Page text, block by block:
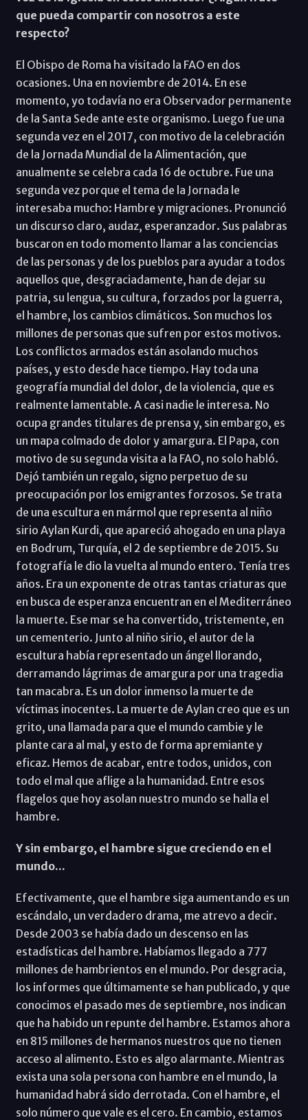
que pueda compartir con nosotros a este
respecto?
El Obispo de Roma ha visitado la FAO en dos
ocasiones. Una en noviembre de 2014. En ese
momento, yo todavía no era Observador permanente
de la Santa Sede ante este organismo. Luego fue una
segunda vez en el 2017, con motivo de la celebración
de la Jornada Mundial de la Alimentación, que
anualmente se celebra cada 16 de octubre. Fue una
segunda vez porque el tema de la Jornada le
interesaba mucho: Hambre y migraciones. Pronunció
un discurso claro, audaz, esperanzador. Sus palabras
buscaron en todo momento llamar a las conciencias
de las personas y de los pueblos para ayudar a todos
aquellos que, desgraciadamente, han de dejar su
patria, su lengua, su cultura, forzados por la guerra,
el hambre, los cambios climáticos. Son muchos los
millones de personas que sufren por estos motivos.
Los conflictos armados están asolando muchos
países, y esto desde hace tiempo. Hay toda una
geografía mundial del dolor, de la violencia, que es
realmente lamentable. A casi nadie le interesa. No
ocupa grandes titulares de prensa y, sin embargo, es
un mapa colmado de dolor y amargura. El Papa, con
motivo de su segunda visita a la FAO, no solo habló.
Dejó también un regalo, signo perpetuo de su
preocupación por los emigrantes forzosos. Se trata
de una escultura en mármol que representa al niño
sirio Aylan Kurdi, que apareció ahogado en una playa
en Bodrum, Turquía, el 2 de septiembre de 2015. Su
fotografía le dio la vuelta al mundo entero. Tenía tres
años. Era un exponente de otras tantas criaturas que
en busca de esperanza encuentran en el Mediterráneo
la muerte. Ese mar se ha convertido, tristemente, en
un cementerio. Junto al niño sirio, el autor de la
escultura había representado un ángel llorando,
derramando lágrimas de amargura por una tragedia
tan macabra. Es un dolor inmenso la muerte de
víctimas inocentes. La muerte de Aylan creo que es un
grito, una llamada para que el mundo cambie y le
plante cara al mal, y esto de forma apremiante y
eficaz. Hemos de acabar, entre todos, unidos, con
todo el mal que aflige a la humanidad. Entre esos
flagelos que hoy asolan nuestro mundo se halla el
hambre.
Y sin embargo, el hambre sigue creciendo en el
mundo...
Efectivamente, que el hambre siga aumentando es un
escándalo, un verdadero drama, me atrevo a decir.
Desde 2003 se había dado un descenso en las
estadísticas del hambre. Habíamos llegado a 777
millones de hambrientos en el mundo. Por desgracia,
los informes que últimamente se han publicado, y que
conocimos el pasado mes de septiembre, nos indican
que ha habido un repunte del hambre. Estamos ahora
en 815 millones de hermanos nuestros que no tienen
acceso al alimento. Esto es algo alarmante. Mientras
exista una sola persona con hambre en el mundo, la
humanidad habrá sido derrotada. Con el hambre, el
solo número que vale es el cero. En cambio, estamos